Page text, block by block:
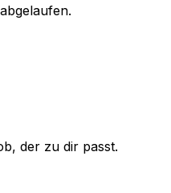
der zu dir passt.